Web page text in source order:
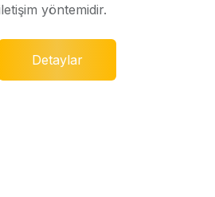
yöntemidir.
Detaylar